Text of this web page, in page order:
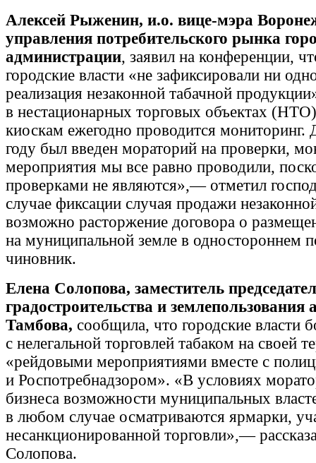
Алексей Рыженин, и.о. вице-мэра
управления потребительского рынка
администрации, заявил на конференции,
городские власти «не зафиксировали ни
реализация незаконной табачной
в нестационарных торговых объектах
киоскам ежегодно проводится мониторинг.
году был введен мораторий на проверки,
мероприятия мы все равно проводили,
проверками не являются»,— отметил
случае фиксации случая продажи
возможно расторжение договора о
на муниципальной земле в одностороннем
чиновник.
Елена Солопова, заместитель
градостроительства и
Тамбова, сообщила, что городские власти
с нелегальной торговлей табаком на своей
«рейдовыми мероприятиями вместе с
и Роспотребнадзором». «В условиях
бизнеса возможности муниципальных
в любом случае осматриваются ярмарки,
несанкционированной торговли»,—
Солопова.